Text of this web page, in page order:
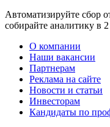
Автоматизируйте сбор
собирайте аналитику в
О компании
Наши вакансии
Партнерам
Реклама на сайте
Новости и статьи
Инвесторам
Кандидаты по